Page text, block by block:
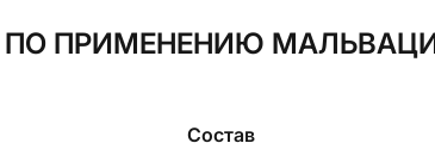
ПРИМЕНЕНИЮ
Состав